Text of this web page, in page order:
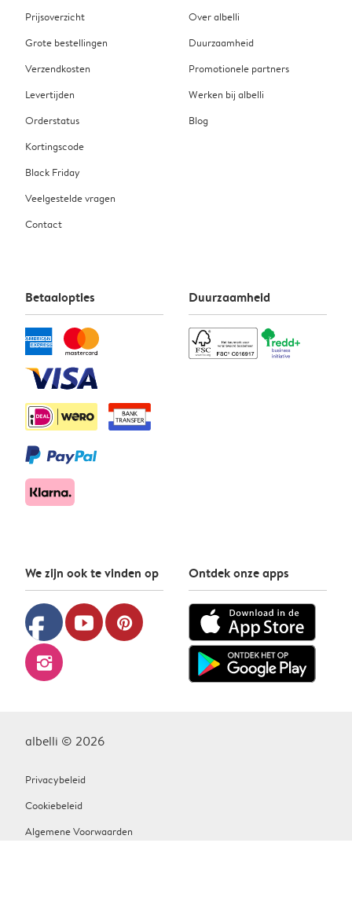
Prijsoverzicht
Grote bestellingen
Verzendkosten
Levertijden
Orderstatus
Kortingscode
Black Friday
Veelgestelde vragen
Contact
Over albelli
Duurzaamheid
Promotionele partners
Werken bij albelli
Blog
Betaalopties Duurzaamheid
We zijn ook te vinden op
facebook youtube pinterest
instagram
Ontdek onze apps
albelli © 2026
Privacybeleid
Cookiebeleid
Algemene Voorwaarden